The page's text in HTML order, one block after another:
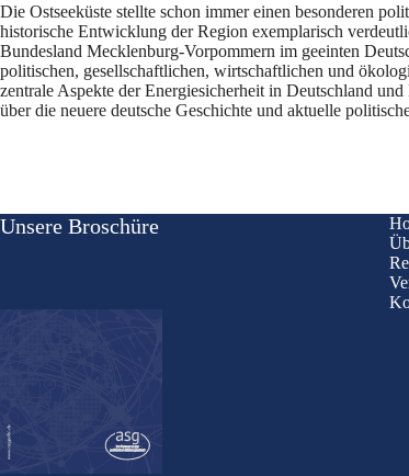
Die Ostseeküste stellte schon immer einen besonderen
historische Entwicklung der Region exemplarisch
Bundesland Mecklenburg-Vorpommern im geeinten
politischen, gesellschaftlichen, wirtschaftlichen und
zentrale Aspekte der Energiesicherheit in Deutschland
über die neuere deutsche Geschichte und aktuelle
Unsere Broschüre